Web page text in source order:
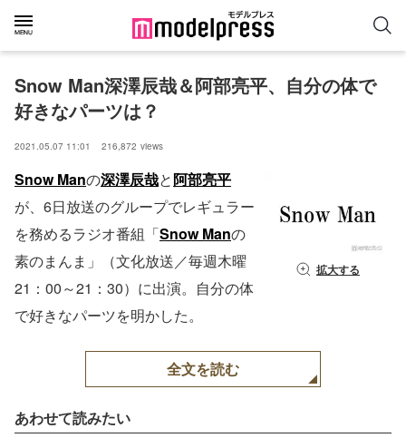
Snow Man深澤辰哉＆阿部亮平、自分の体で
好きなパーツは？
2021.05.07 11:01 216,872 views
拡大する
Snow Manの深澤辰哉と阿部亮平
が、6日放送のグループでレギュラー
を務めるラジオ番組「Snow Manの
素のまんま」（文化放送／毎週木曜
21：00～21：30）に出演。自分の体
で好きなパーツを明かした。
全文を読む
あわせて読みたい